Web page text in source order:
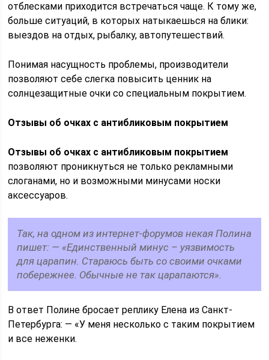
отблесками приходится встречаться чаще. К тому же,
больше ситуаций, в которых натыкаешься на блики:
выездов на отдых, рыбалку, автопутешествий.
Понимая насущность проблемы, производители
позволяют себе слегка повысить ценник на
солнцезащитные очки со специальным покрытием.
Отзывы об очках с антибликовым покрытием
Отзывы об очках с антибликовым покрытием
позволяют проникнуться не только рекламными
слоганами, но и возможными минусами носки
аксессуаров.
Так, на одном из интернет-форумов некая Полина
пишет: — «Единственный минус – уязвимость
для царапин. Стараюсь быть со своими очками
побережнее. Обычные не так царапаются».
В ответ Полине бросает реплику Елена из Санкт-
Петербурга: — «У меня несколько с таким покрытием
и все неженки.